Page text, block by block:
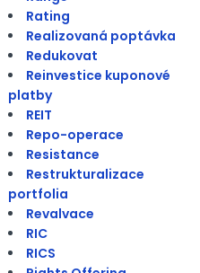
Rating
Realizovaná poptávka
Redukovat
Reinvestice kuponové
platby
REIT
Repo-operace
Resistance
Restrukturalizace
portfolia
Revalvace
RIC
RICS